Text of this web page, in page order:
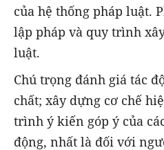
của hệ thống pháp luật.
lập pháp và quy trình
luật.
Chú trọng đánh giá tác
chất; xây dựng cơ chế
trình ý kiến góp ý của
động, nhất là đối với